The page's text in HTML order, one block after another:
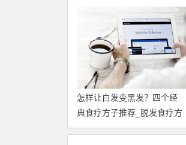
怎样让白发变黑发？四个经
典食疗方子推荐_脱发食疗方